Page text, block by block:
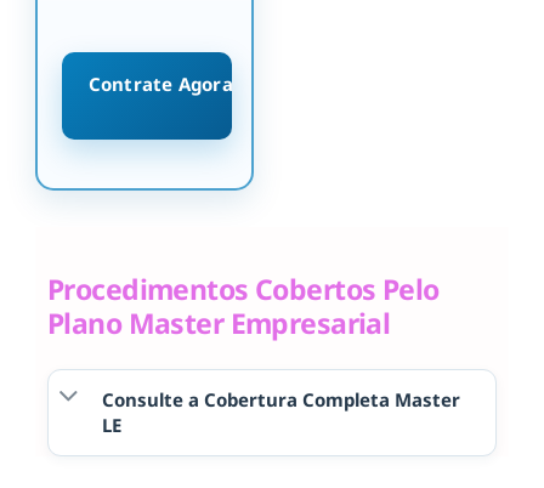
Contrate Agora
Procedimentos Cobertos Pelo
Plano Master Empresarial
Consulte a Cobertura Completa Master
LE